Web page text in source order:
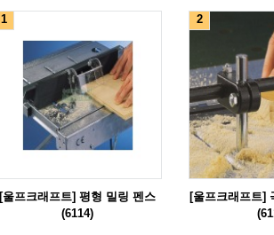
1
[울프크래프트] 평형 밀링 펜스
(6114)
2
[울프크래프트]